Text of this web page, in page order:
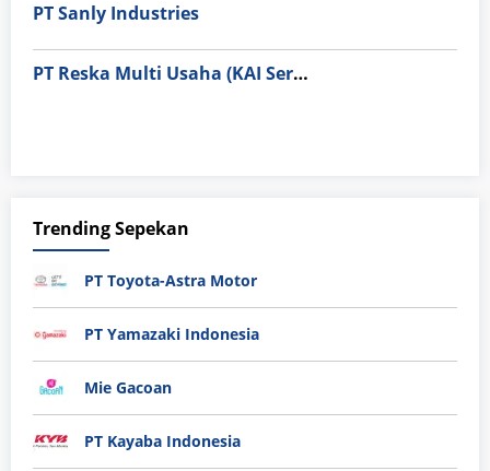
PT Sanly Industries
PT Reska Multi Usaha (KAI Services)
Trending Sepekan
PT Toyota-Astra Motor
PT Yamazaki Indonesia
Mie Gacoan
PT Kayaba Indonesia